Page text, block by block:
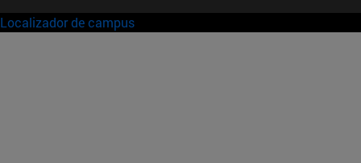
Localizador de campus